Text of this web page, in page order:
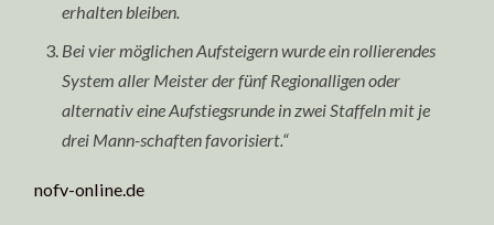
erhalten bleiben.
Bei vier möglichen Aufsteigern wurde ein rollierendes
System aller Meister der fünf Regionalligen oder
alternativ eine Aufstiegsrunde in zwei Staffeln mit je
drei Mann-schaften favorisiert.“
nofv-online.de